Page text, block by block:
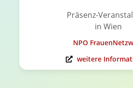
Präsenz-
in Wien
NPO
weitere